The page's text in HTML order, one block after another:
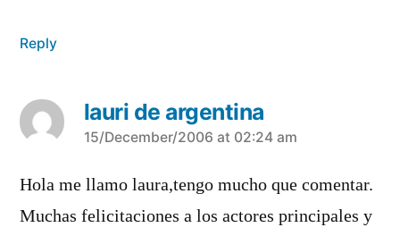
Reply
lauri de argentina
says:
15/December/2006 at 02:24 am
Hola me llamo laura,tengo mucho que comentar.
Muchas felicitaciones a los actores principales y